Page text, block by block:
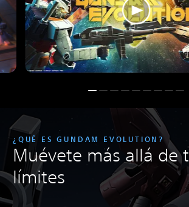
¿QUÉ ES GUNDAM EVOLUTION?
Muévete más allá de
límites